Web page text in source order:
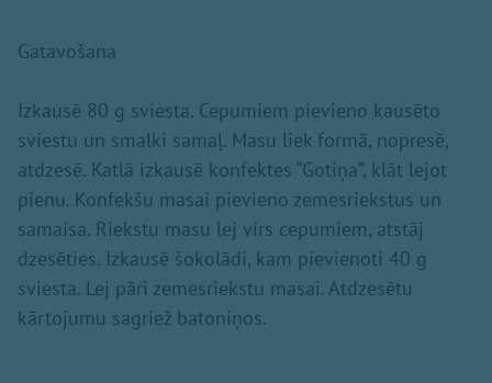
Gatavošana
Izkausē 80 g sviesta. Cepumiem pievieno kausēto
sviestu un smalki samaļ. Masu liek formā, nopresē,
atdzesē. Katlā izkausē konfektes “Gotiņa”, klāt lejot
pienu. Konfekšu masai pievieno zemesriekstus un
samaisa. Riekstu masu lej virs cepumiem, atstāj
dzesēties. Izkausē šokolādi, kam pievienoti 40 g
sviesta. Lej pāri zemesriekstu masai. Atdzesētu
kārtojumu sagriež batoniņos.